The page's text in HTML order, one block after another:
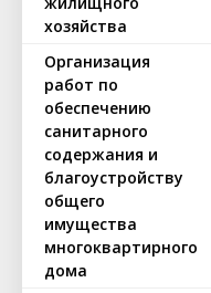
хозяйства
Организация
работ по
обеспечению
санитарного
содержания и
благоустройству
общего
имущества
многоквартирного
дома